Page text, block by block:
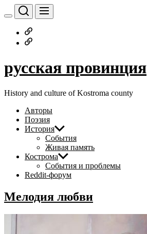
Перейти
к
содержимому
Русское
дворянство
Наши
русская провинция
History and culture of Kostroma county
Авторы
Поэзия
История
События
Живая память
Кострома
События и проблемы
Reddit-форум
Мелодия любви